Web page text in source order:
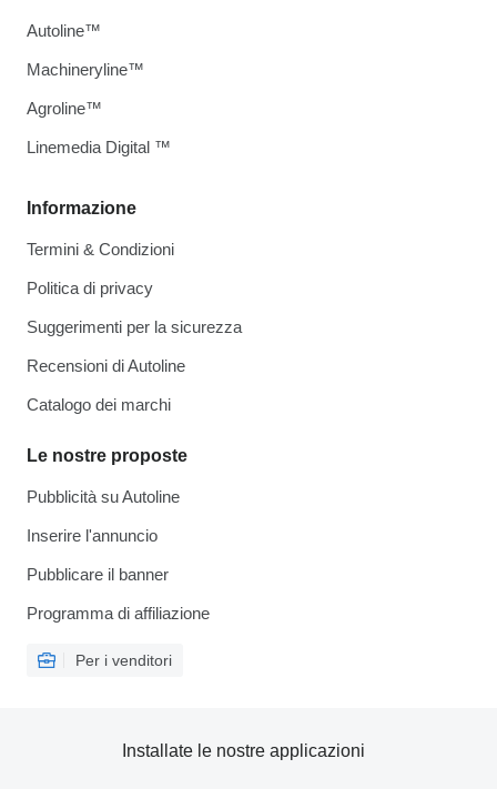
Informazione
Termini & Condizioni
Politica di privacy
Suggerimenti per la sicurezza
Recensioni di Autoline
Catalogo dei marchi
Le nostre proposte
Pubblicità su Autoline
Inserire l'annuncio
Pubblicare il banner
Programma di affiliazione
Per i venditori
Autoline™
Machineryline™
Agroline™
Linemedia Digital ™
Installate le nostre applicazioni